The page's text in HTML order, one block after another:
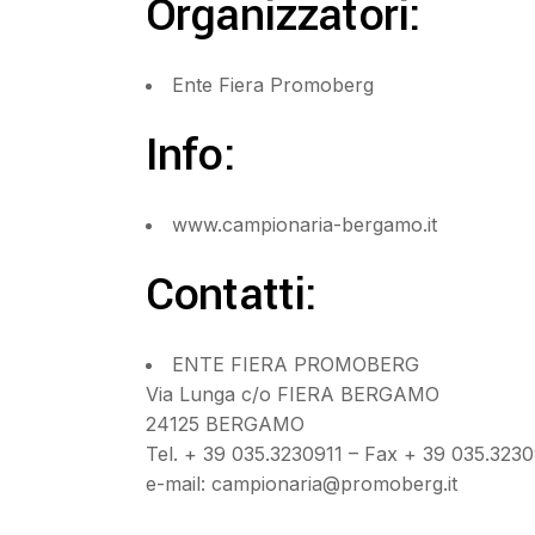
Organizzatori:
Ente Fiera Promoberg
Info:
www.campionaria-bergamo.it
Contatti:
ENTE FIERA PROMOBERG
Via Lunga c/o FIERA BERGAMO
24125 BERGAMO
Tel. + 39 035.3230911 – Fax + 39
e-mail: campionaria@promoberg.it